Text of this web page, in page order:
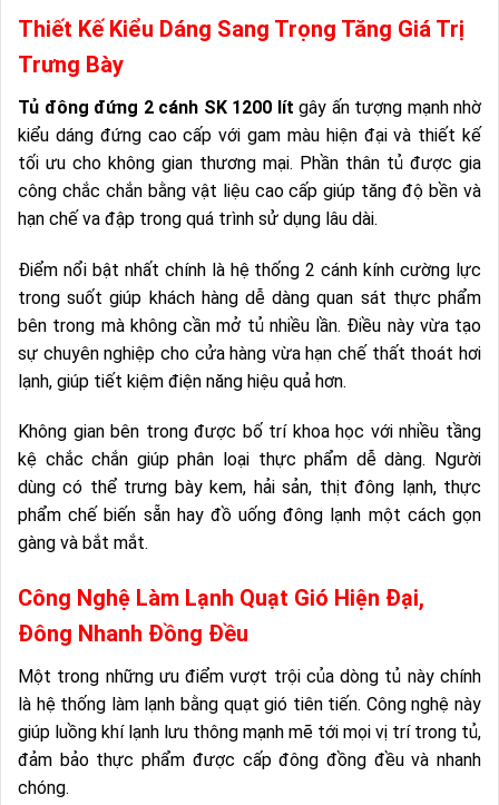
Thiết Kế Kiểu Dáng Sang Trọng Tăng Giá Trị
Trưng Bày
Tủ đông đứng 2 cánh SK 1200 lít gây ấn tượng mạnh nhờ
kiểu dáng đứng cao cấp với gam màu hiện đại và thiết kế
tối ưu cho không gian thương mại. Phần thân tủ được gia
công chắc chắn bằng vật liệu cao cấp giúp tăng độ bền và
hạn chế va đập trong quá trình sử dụng lâu dài.
Điểm nổi bật nhất chính là hệ thống 2 cánh kính cường lực
trong suốt giúp khách hàng dễ dàng quan sát thực phẩm
bên trong mà không cần mở tủ nhiều lần. Điều này vừa tạo
sự chuyên nghiệp cho cửa hàng vừa hạn chế thất thoát hơi
lạnh, giúp tiết kiệm điện năng hiệu quả hơn.
Không gian bên trong được bố trí khoa học với nhiều tầng
kệ chắc chắn giúp phân loại thực phẩm dễ dàng. Người
dùng có thể trưng bày kem, hải sản, thịt đông lạnh, thực
phẩm chế biến sẵn hay đồ uống đông lạnh một cách gọn
gàng và bắt mắt.
Công Nghệ Làm Lạnh Quạt Gió Hiện Đại,
Đông Nhanh Đồng Đều
Một trong những ưu điểm vượt trội của dòng tủ này chính
là hệ thống làm lạnh bằng quạt gió tiên tiến. Công nghệ này
giúp luồng khí lạnh lưu thông mạnh mẽ tới mọi vị trí trong tủ,
đảm bảo thực phẩm được cấp đông đồng đều và nhanh
chóng.